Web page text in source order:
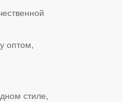
оптом,
стиле,